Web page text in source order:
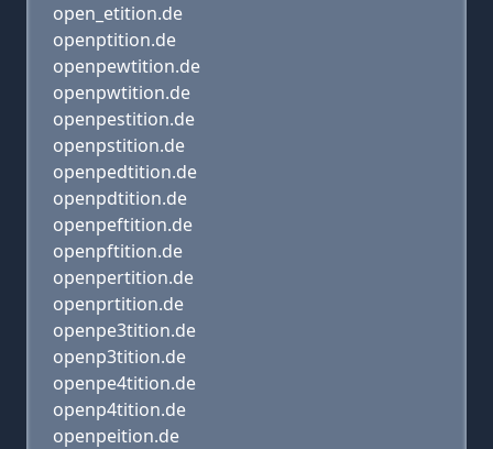
open_etition.de
openptition.de
openpewtition.de
openpwtition.de
openpestition.de
openpstition.de
openpedtition.de
openpdtition.de
openpeftition.de
openpftition.de
openpertition.de
openprtition.de
openpe3tition.de
openp3tition.de
openpe4tition.de
openp4tition.de
openpeition.de